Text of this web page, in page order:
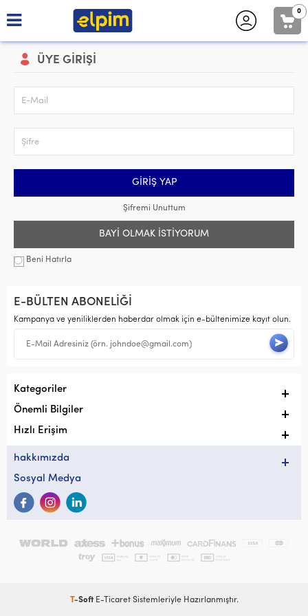
0
ÜYE GIRIŞI
E-Mail
Şifre
GIRIŞ YAP
Şifremi Unuttum
BAYI OLMAK İSTIYORUM
Beni Hatırla
E-BÜLTEN ABONELİĞİ
Kampanya ve yeniliklerden haberdar olmak için e-bültenimize kayıt olun.
Kategoriler
Önemli Bilgiler
Hızlı Erişim
hakkımızda
Sosyal Medya
T-Soft E-TicaretSistemleriyle Hazırlanmıştır.